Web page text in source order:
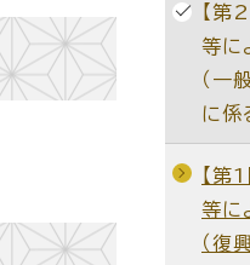
【
等に
（一
に係
【第
等に
（復